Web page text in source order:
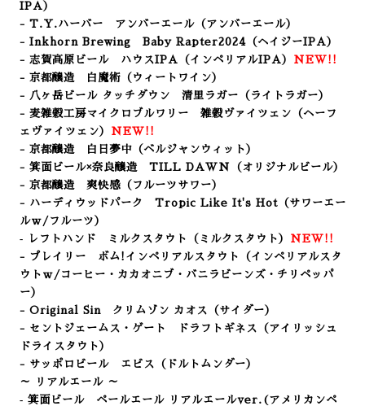
IPA）
- T.Y.ハーバー アンバーエール（アンバーエール）
- Inkhorn Brewing Baby Rapter2024 （ヘイジーIPA）
- 志賀高原ビール ハウスIPA（インペリアルIPA） NEW!!
- 京都醸造 白魔術（ウィートワイン）
- 八ヶ岳ビール タッチダウン 清里ラガー（ライトラガー）
- 麦雑穀工房マイクロブルワリー 雑穀ヴァイツェン（ヘーフ
ェヴァイツェン） NEW!!
- 京都醸造 白日夢中（ ベルジャンウィット）
- 箕面ビール×奈良醸造 TILL DAWN（オリジナルビール）
- 京都醸造 爽快感 （フルーツサワー）
- ハーディウッドパーク Tropic Like It's Hot（サワーエー
ルｗ/フルーツ）
‐ レフトハンド ミルクスタウト（ミルクスタウト） NEW!!
- プレイリー ボム!インペリアルスタウト（インペリアルスタ
ウトｗ/コーヒー・カカオニブ・バニラビーンズ・チリペッパ
ー）
- Original Sin クリムゾン カオス（サイダー）
- セントジェームス・ゲート ドラフトギネス（アイリッシュ
ドライスタウト）
- サッポロビール エビス（ドルトムンダー）
～ リアルエール ～
‐ 箕面ビール ペールエール リアルエールver.(アメリカンペ